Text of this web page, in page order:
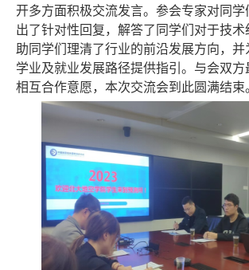
开多方面积极交流发言。参会专家对同
出了针对性回复， 解答了 同学们对于技术
助同学们理清了行业的前沿发展方向，并
学业及就业发展路径提供指引。与会双方
相互合作意愿，本次交流会到此圆满结束